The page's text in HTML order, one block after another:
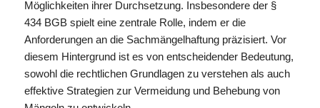
Möglichkeiten ihrer Durchsetzung. Insbesondere der §
434 BGB spielt eine zentrale Rolle, indem er die
Anforderungen an die Sachmängelhaftung präzisiert. Vor
diesem Hintergrund ist es von entscheidender Bedeutung,
sowohl die rechtlichen Grundlagen zu verstehen als auch
effektive Strategien zur Vermeidung und Behebung von